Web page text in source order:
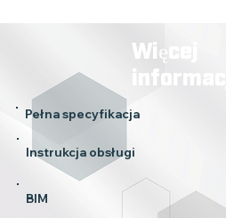
Więcej
informacji
Pełna specyfikacja
Instrukcja obsługi
BIM